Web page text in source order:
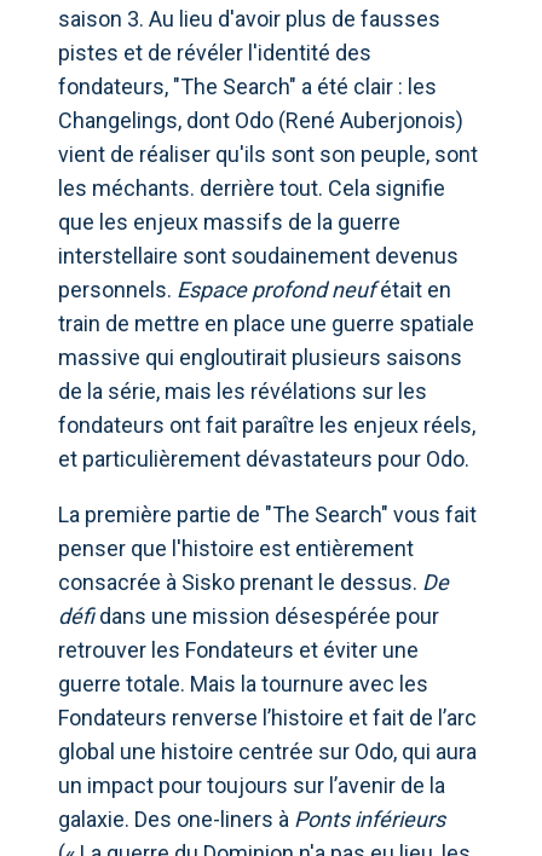
saison 3. Au lieu d'avoir plus de fausses
pistes et de révéler l'identité des
fondateurs, "The Search" a été clair : les
Changelings, dont Odo (René Auberjonois)
vient de réaliser qu'ils sont son peuple, sont
les méchants. derrière tout. Cela signifie
que les enjeux massifs de la guerre
interstellaire sont soudainement devenus
personnels. Espace profond neufétait en
train de mettre en place une guerre spatiale
massive qui engloutirait plusieurs saisons
de la série, mais les révélations sur les
fondateurs ont fait paraître les enjeux réels,
et particulièrement dévastateurs pour Odo.
La première partie de "The Search" vous fait
penser que l'histoire est entièrement
consacrée à Sisko prenant le dessus. De
défidans une mission désespérée pour
retrouver les Fondateurs et éviter une
guerre totale. Mais la tournure avec les
Fondateurs renverse l’histoire et fait de l’arc
global une histoire centrée sur Odo, qui aura
un impact pour toujours sur l’avenir de la
galaxie. Des one-liners à Ponts inférieurs